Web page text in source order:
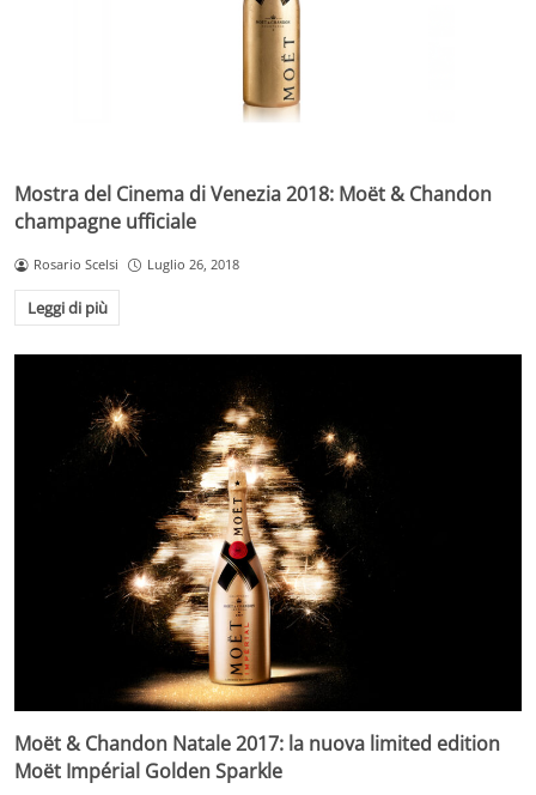
Mostra del Cinema di Venezia 2018: Moët & Chandon
champagne ufficiale
Rosario Scelsi Luglio 26, 2018
Leggi di più
Moët & Chandon Natale 2017: la nuova limited edition
Moët Impérial Golden Sparkle